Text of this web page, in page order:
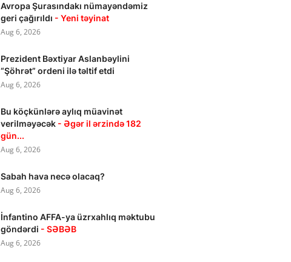
Avropa Şurasındakı nümayəndəmiz
geri çağırıldı - Yeni təyinat
Aug 6, 2026
Prezident Bəxtiyar Aslanbəylini
“Şöhrət” ordeni ilə təltif etdi
Aug 6, 2026
Bu köçkünlərə aylıq müavinət
verilməyəcək - Əgər il ərzində 182
gün...
Aug 6, 2026
Sabah hava necə olacaq?
Aug 6, 2026
İnfantino AFFA-ya üzrxahlıq məktubu
göndərdi - SƏBƏB
Aug 6, 2026